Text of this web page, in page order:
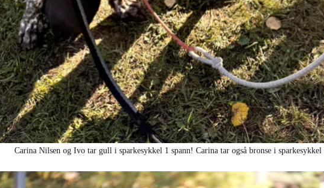
Carina Nilsen og Ivo tar gull i sparkesykkel 1 spann! Carina tar også bronse i sparkesykkel